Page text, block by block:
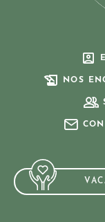
NOS